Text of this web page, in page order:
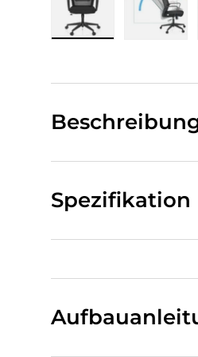
Spezifikation